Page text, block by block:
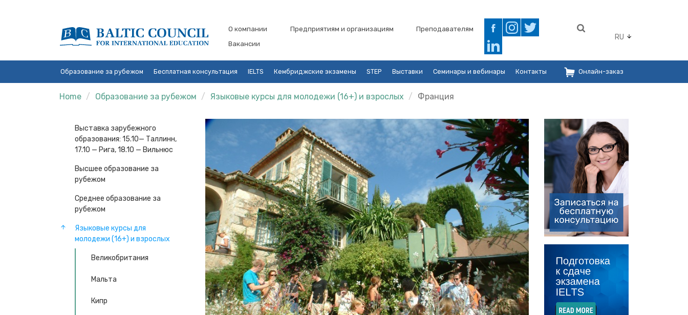
О компании Предприятиям и организациям
Преподавателям
Вакансии
RU
Образование за рубежом Бесплатная консультация IELTS Кембриджские экзамены STEP Выставки Семинары и вебинары Контакты Онлайн-заказ
Home Образование за рубежом Языковые курсы для молодежи (16+) и взрослых Франция
Выставка зарубежного
образования: 15.10— Таллинн,
17.10 — Рига, 18.10 — Вильнюс
Высшее образование за
рубежом
Среднее образование за
рубежом
Языковые курсы для
молодежи (16+) и взрослых
Великобритания
Мальта
Кипр